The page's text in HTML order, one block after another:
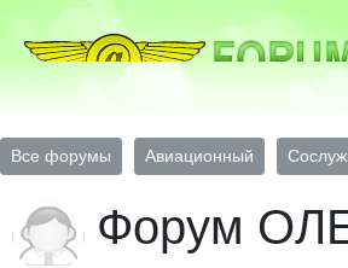
Все форумы Авиационный
Форум